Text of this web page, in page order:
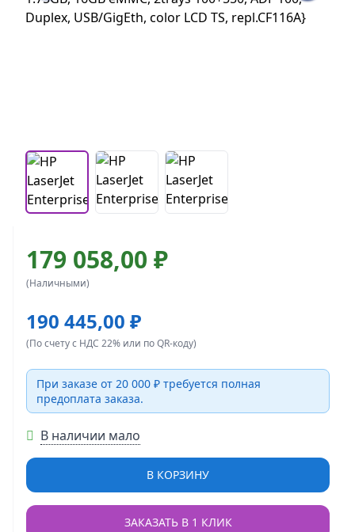
179 058,00 ₽
(Наличными)
190 445,00 ₽
(По счету с НДС 22% или по QR-коду)
При заказе от 20 000 ₽ требуется полная
предоплата заказа.
В наличии мало
В КОРЗИНУ
ЗАКАЗАТЬ В 1 КЛИК